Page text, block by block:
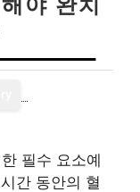
필수 요소예
간 동안의 혈